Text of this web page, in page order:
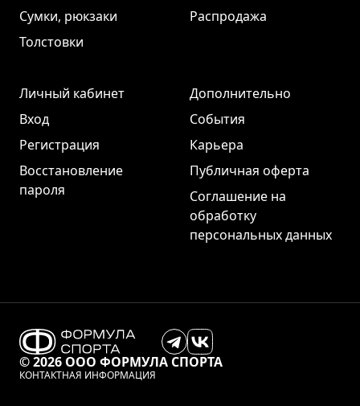
Сумки, рюкзаки
Толстовки
Распродажа
Личный кабинет
Вход
Регистрация
Восстановление
пароля
Дополнительно
События
Карьера
Публичная оферта
Соглашение на
обработку
персональных данных
© 2026 ООО ФОРМУЛА СПОРТА
КОНТАКТНАЯ ИНФОРМАЦИЯ